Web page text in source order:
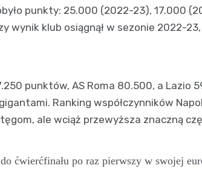
punkty: 25.000 (2022-23), 17.000
wynik klub osiągnął w sezonie 2022-
punktów, AS Roma 80.500, a Lazio
Ranking współczynników
ale wciąż przewyższa znaczną
ćwierćfinału po raz pierwszy w swojej